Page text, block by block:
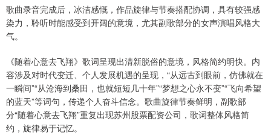
歌曲录音完成后，冰洁感慨，作品旋律与节奏搭配协调，具有较强感
染力，聆听时能感受到开阔的意境，尤其副歌部分的女声演唱风格大
气。
《随着心意去飞翔》歌词呈现出清新脱俗的意境，风格简约明快。内
容涉及对时代变迁、个人发展机遇的呈现，“从远古到眼前，仿佛就在
一瞬间”“从沧海到桑田，也就短短几十年”“梦想之心永不变”“飞向希望
的蓝天”等词句，传递个人奋斗信念。歌曲旋律节奏鲜明，副歌部
分“随着心意去飞翔”重复出现苏州股票配资公司，歌词整体风格简
约，旋律易于记忆。